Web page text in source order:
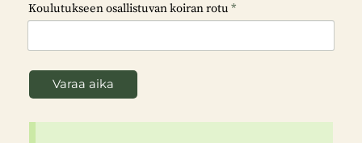
Koulutukseen osallistuvan koiran rotu *
Varaa aika